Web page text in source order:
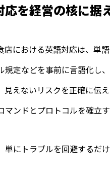
を経営の核に据
における英語対応は、単
規定などを事前に言語化し
見えないリスクを正確に伝
マンドとプロトコルを確立
単にトラブルを回避するだ